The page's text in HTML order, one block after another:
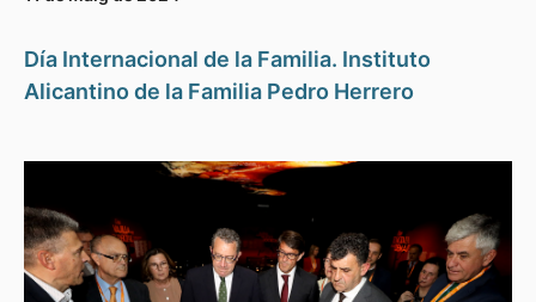
Día Internacional de la Familia. Instituto
Alicantino de la Familia Pedro Herrero